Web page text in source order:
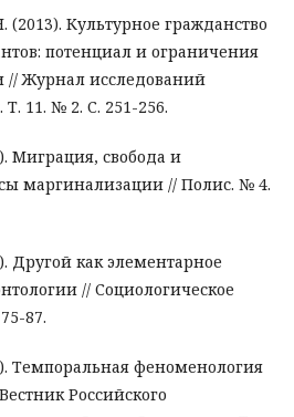
(2013). Культурное гражданство
потенциал и ограничения
// Журнал исследований
11. № 2. С. 251-256.
Миграция, свобода и
маргинализации // Полис. № 4.
Другой как элементарное
// Социологическое
87.
Темпоральная феноменология
Российского